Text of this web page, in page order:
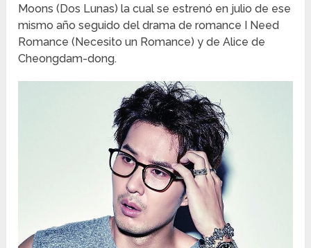
Moons (Dos Lunas) la cual se estrenó en julio de ese
mismo año seguido del drama de romance I Need
Romance (Necesito un Romance) y de Alice de
Cheongdam-dong.